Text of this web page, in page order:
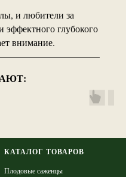
и любители за
эффектного глубокого
внимание.
КАТАЛОГ ТОВАРОВ
Плодовые саженцы